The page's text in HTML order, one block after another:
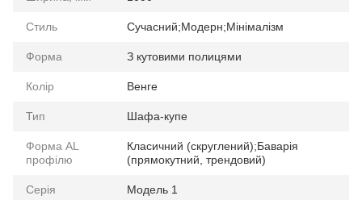
Стиль Сучасний;Модерн;Мінімалізм
Форма З кутовими полицями
Колір Венге
Тип Шафа-купе
Форма AL
профілю
Класичний (скруглений);Баварія
(прямокутний, трендовий)
Серія Модель 1